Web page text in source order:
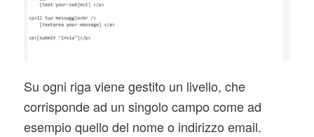
Su ogni riga viene gestito un livello, che
corrisponde ad un singolo campo come ad
esempio quello del nome o indirizzo email.